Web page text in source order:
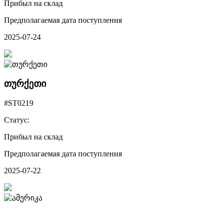
Прибыл на склад
Предполагаемая дата поступления
2025-07-24
თურქეთი
#ST0219
Статус:
Прибыл на склад
Предполагаемая дата поступления
2025-07-22